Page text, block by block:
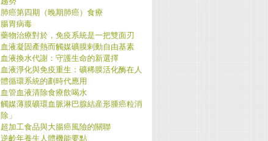
肺癌第四期（晚期肺癌）食療
腸胃病毒
藥物治療對於，免疫系統是一把雙面刃
血液凝固產熱而觸媒礦膜剌動自由基素
血液換水代謝：守護生命的新選擇
血液淨化與免疫重生：礦稀膜活化酶在人
體循環系統的劃時代應用
血管血液清除食療飲喝水
觸媒薄膜礦環血脈淋巴腺結産形腫癌粒消
除」
超加工食品與大腸癌風險的關聯
逆齡年養生人體機能要點